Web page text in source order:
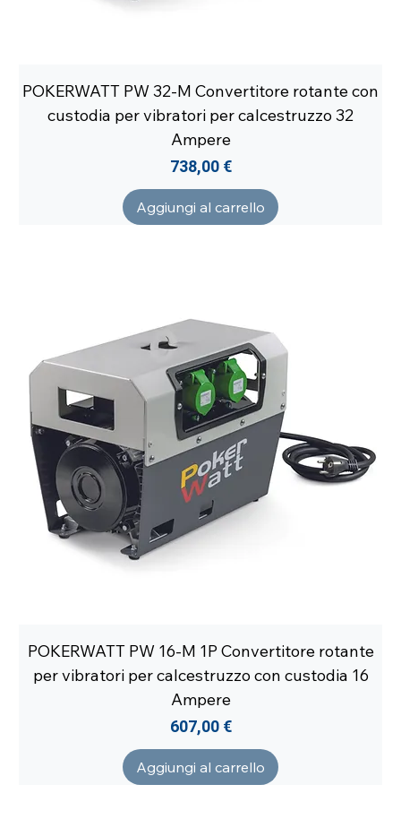
POKERWATT PW 32-M Convertitore rotante con
custodia per vibratori per calcestruzzo 32
Ampere
Prezzo
738,00 €
Aggiungi al carrello
POKERWATT PW 16-M 1P Convertitore rotante
per vibratori per calcestruzzo con custodia 16
Ampere
Prezzo
607,00 €
Aggiungi al carrello